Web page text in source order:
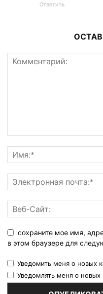
Ответить
сохраните мое имя,
в этом браузере для
Уведомить меня о новых
Уведомлять меня о новых